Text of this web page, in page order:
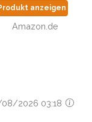
anzeigen
Amazon.de
2026 03:18